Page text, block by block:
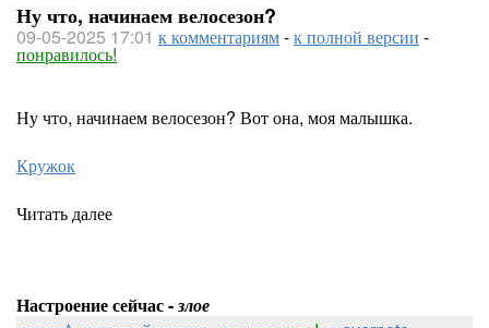
Ну что, начинаем велосезон?
09-05-2025 17:01 к комментариям-к полной версии -
понравилось!
Ну что, начинаем велосезон? Вот она, моя малышка.
Кружок
Читать далее
Настроение сейчас -злое